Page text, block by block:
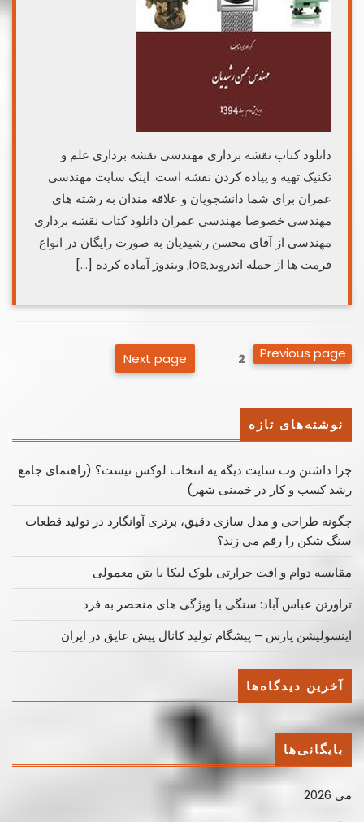
دانلود کتاب نقشه برداری مهندسی نقشه برداری علم و
تکنیک تهیه و پیاده کردن نقشه است. اینک سایت مهندسی
عمران برای شما دانشجویان و علاقه مندان به رشته های
مهندسی خصوصا مهندسی عمران دانلود کتاب نقشه برداری
مهندسی از آقای محسن رشیدیان به صورت رایگان در انواع
فرمت ها از جمله اندروید‚ios‚ ویندوز آماده کرده […]
صفحه‌بندی
Previous page
2
Next page
نوشته‌های تازه
چرا داشتن وب سایت دیگه یه انتخاب لوکس نیست؟ (راهنمای جامع
رشد کسب ‌و کار در خمینی ‌شهر)
چگونه طراحی و مدل سازی دقیق، برتری آوانگارد در تولید قطعات
سنگ شکن را رقم می زند؟
مقایسه دوام و افت حرارتی بلوک لیکا با بتن معمولی
تراورتن عباس آباد: سنگی با ویژگی های منحصر به فرد
اینسولیشن پارس – پیشگام تولید کانال پیش عایق در ایران
آخرین دیدگاه‌ها
بایگانی‌ها
می 2026